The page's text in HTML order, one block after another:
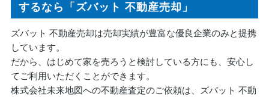
するなら「ズバット 不動産売却」
ズバット 不動産売却は売却実績が豊富な優良企業のみと提携
しています。
だから、はじめて家を売ろうと検討している方にも、安心し
てご利用いただくことができます。
株式会社未来地図への不動産査定のご依頼は、ズバット 不動